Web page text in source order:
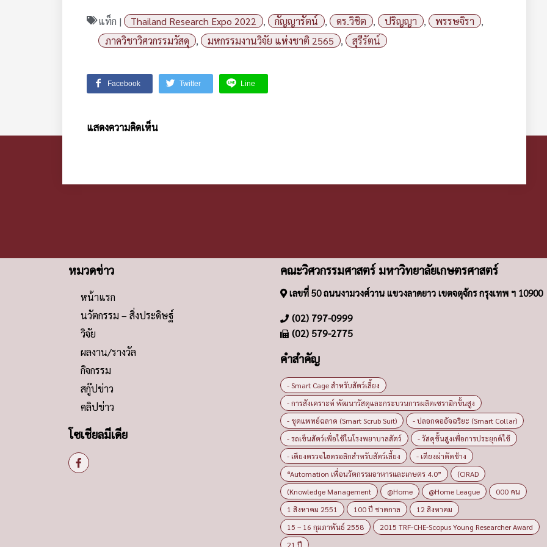
แท็ก | Thailand Research Expo 2022 , กัญญารัตน์ , ดร.วิชิต , ปริญญา , พรรษจิรา
,
ภาควิชาวิศวกรรมวัสดุ
, มหกรรมงานวิจัย แห่งชาติ 2565 , สุรีรัตน์
Facebook Twitter Line
แสดงความคิดเห็น
หมวดข่าว
หน้าแรก
นวัตกรรม – สิ่งประดิษฐ์
วิจัย
ผลงาน/รางวัล
กิจกรรม
สกู๊ปข่าว
คลิปข่าว
โซเชียลมีเดีย
คณะวิศวกรรมศาสตร์ มหาวิทยาลัยเกษตรศาสตร์
เลขที่ 50 ถนนงามวงศ์วาน แขวงลาดยาว เขตจตุจักร กรุงเทพ ฯ 10900
(02) 797-0999
(02) 579-2775
คำสำคัญ
- Smart Cage สำหรับสัตว์เลี้ยง
- การสังเคราะห์ พัฒนาวัสดุและกระบวนการผลิตเซรามิกขั้นสูง
- ชุดแพทย์ฉลาด (Smart Scrub Suit)
- ปลอกคออัจฉริยะ (Smart Collar)
- รถเข็นสัตว์เพื่อใช้ในโรงพยาบาลสัตว์
- วัสดุขั้นสูงเพื่อการประยุกต์ใช้
- เตียงตรวจไฮดรอลิกสำหรับสัตว์เลี้ยง
- เตียงผ่าตัดช้าง
“Automation เพื่อนวัตกรรมอาหารและเกษตร 4.0”
(CIRAD
(Knowledge Management
@Home @Home League
000 คน
1 สิงหาคม 2551
100 ปี ชาตกาล
12 สิงหาคม
15 – 16 กุมภาพันธ์ 2558
2015 TRF-CHE-Scopus Young Researcher Award
21 ปี